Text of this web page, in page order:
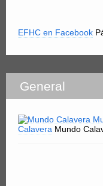
EFHC en Facebook
General
Calavera Mundo